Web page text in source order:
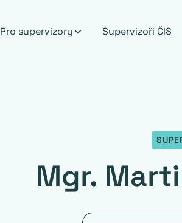
Pro supervizory Supervizoři ČIS
Mgr.